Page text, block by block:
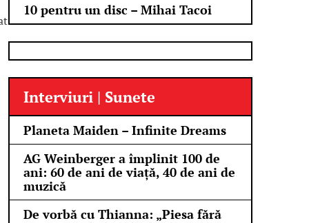
10 pentru un disc – Mihai Tacoi
Interviuri | Sunete
Planeta Maiden – Infinite Dreams
AG Weinberger a împlinit 100 de
ani: 60 de ani de viață, 40 de ani de
muzică
De vorbă cu Thianna: „Piesa fără